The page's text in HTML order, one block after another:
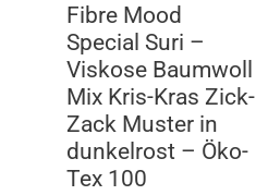
Fibre Mood
Special Suri –
Viskose Baumwoll
Mix Kris-Kras Zick-
Zack Muster in
dunkelrost – Öko-
Tex 100